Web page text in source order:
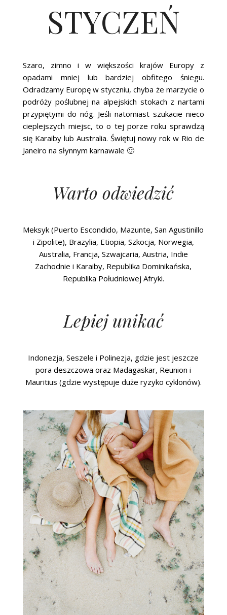
STYCZEŃ
Szaro, zimno i w większości krajów Europy z
opadami mniej lub bardziej obfitego śniegu.
Odradzamy Europę w styczniu, chyba że marzycie o
podróży poślubnej na alpejskich stokach z nartami
przypiętymi do nóg. Jeśli natomiast szukacie nieco
cieplejszych miejsc, to o tej porze roku sprawdzą
się Karaiby lub Australia. Świętuj nowy rok w Rio de
Janeiro na słynnym karnawale 🙂
Warto odwiedzić
Meksyk (Puerto Escondido, Mazunte, San Agustinillo
i Zipolite), Brazylia, Etiopia, Szkocja, Norwegia,
Australia, Francja, Szwajcaria, Austria, Indie
Zachodnie i Karaiby, Republika Dominikańska,
Republika Południowej Afryki.
Lepiej unikać
Indonezja, Seszele i Polinezja, gdzie jest jeszcze
pora deszczowa oraz Madagaskar, Reunion i
Mauritius (gdzie występuje duże ryzyko cyklonów).